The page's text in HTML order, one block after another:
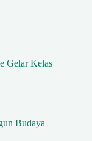
Gelar Kelas
Budaya